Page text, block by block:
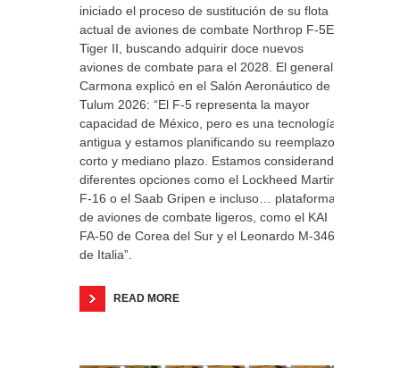
iniciado el proceso de sustitución de su flota
actual de aviones de combate Northrop F-5E/F
Tiger II, buscando adquirir doce nuevos
aviones de combate para el 2028. El general
Carmona explicó en el Salón Aeronáutico de
Tulum 2026: “El F-5 representa la mayor
capacidad de México, pero es una tecnología
antigua y estamos planificando su reemplazo a
corto y mediano plazo. Estamos considerando
diferentes opciones como el Lockheed Martin
F-16 o el Saab Gripen e incluso… plataformas
de aviones de combate ligeros, como el KAI
FA-50 de Corea del Sur y el Leonardo M-346
de Italia”.
READ MORE